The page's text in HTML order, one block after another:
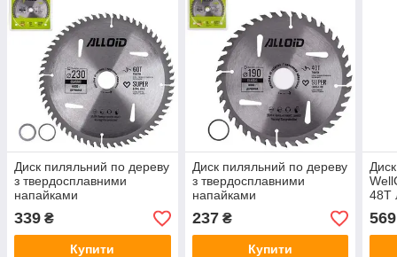
Диск пиляльний по дереву
з твердосплавними
напайками
230х30/25,4/22,2мм, 60
зубів Alloid
339 ₴
Купити
Диск пиляльний по дереву
з твердосплавними
напайками
190х30/25,4мм, 40 зубів
Alloid
237₴
Купити
48T
569